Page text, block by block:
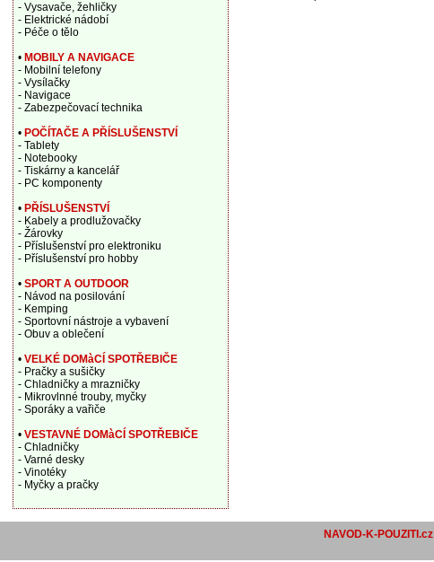
- Vysavače, žehličky
- Elektrické nádobí
- Péče o tělo
• MOBILY A NAVIGACE
- Mobilní telefony
- Vysílačky
- Navigace
- Zabezpečovací technika
• POČÍTAČE A PŘÍSLUŠENSTVÍ
- Tablety
- Notebooky
- Tiskárny a kancelář
- PC komponenty
• PŘÍSLUŠENSTVÍ
- Kabely a prodlužovačky
- Žárovky
- Příslušenství pro elektroniku
- Příslušenství pro hobby
• SPORT A OUTDOOR
- Návod na posilování
- Kemping
- Sportovní nástroje a vybavení
- Obuv a oblečení
• VELKÉ DOMàCÍ SPOTŘEBIČE
- Pračky a sušičky
- Chladničky a mrazničky
- Mikrovlnné trouby, myčky
- Sporáky a vařiče
• VESTAVNÉ DOMàCÍ SPOTŘEBIČE
- Chladničky
- Varné desky
- Vinotéky
- Myčky a pračky
NAVOD-K-POUZITI.cz